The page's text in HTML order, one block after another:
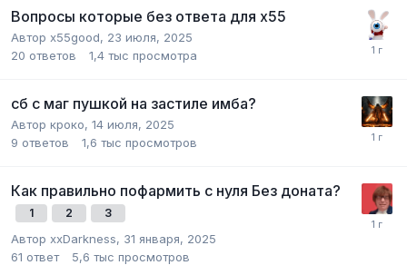
Вопросы которые без ответа для х55
Автор x55good, 23 июля, 2025
20 ответов 1,4 тыс просмотра
сб с маг пушкой на застиле имба?
Автор кроко, 14 июля, 2025
9 ответов 1,6 тыс просмотров
Как правильно пофармить с нуля Без доната?
1 2 3
Автор xxDarkness, 31 января, 2025
61 ответ 5,6 тыс просмотров